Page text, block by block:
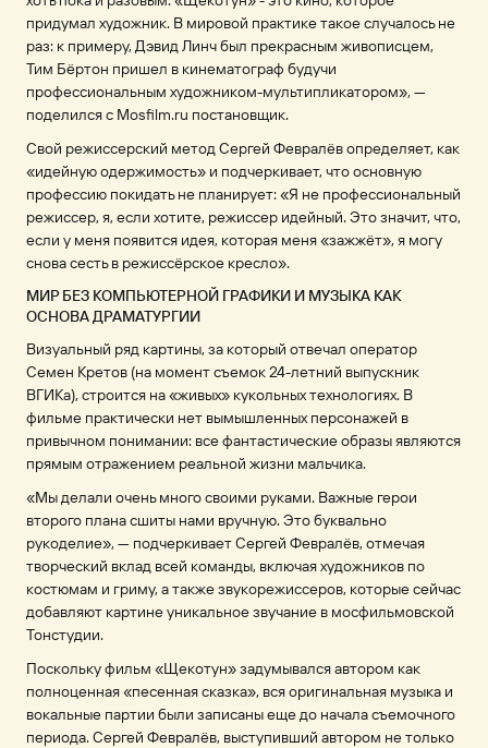
придумал художник. В мировой практике такое случалось не
раз: к примеру, Дэвид Линч был прекрасным живописцем,
Тим Бёртон пришел в кинематограф будучи
профессиональным художником-мультипликатором», —
поделился с Mosfilm.ru постановщик.
Свой режиссерский метод Сергей Февралёв определяет, как
«идейную одержимость» и подчеркивает, что основную
профессию покидать не планирует: «Я не профессиональный
режиссер, я, если хотите, режиссер идейный. Это значит, что,
если у меня появится идея, которая меня «зажжёт», я могу
снова сесть в режиссёрское кресло».
МИР БЕЗ КОМПЬЮТЕРНОЙ ГРАФИКИ И МУЗЫКА КАК
ОСНОВА ДРАМАТУРГИИ
Визуальный ряд картины, за который отвечал оператор
Семен Кретов (на момент съемок 24-летний выпускник
ВГИКа), строится на «живых» кукольных технологиях. В
фильме практически нет вымышленных персонажей в
привычном понимании: все фантастические образы являются
прямым отражением реальной жизни мальчика.
«Мы делали очень много своими руками. Важные герои
второго плана сшиты нами вручную. Это буквально
рукоделие», — подчеркивает Сергей Февралёв, отмечая
творческий вклад всей команды, включая художников по
костюмам и гриму, а также звукорежиссеров, которые сейчас
добавляют картине уникальное звучание в мосфильмовской
Тонстудии.
Поскольку фильм «Щекотун» задумывался автором как
полноценная «песенная сказка», вся оригинальная музыка и
вокальные партии были записаны еще до начала съемочного
периода. Сергей Февралёв, выступивший автором не только